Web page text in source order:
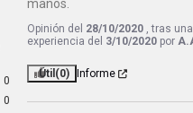
0
0
manos.
Opinión del 28/10/2020 , tras una
experiencia del 3/10/2020 por
Útil (0) Informe